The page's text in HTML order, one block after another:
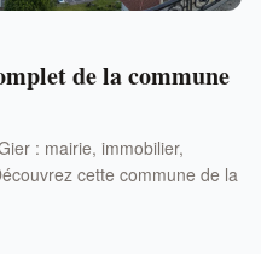
de la commune
: mairie, immobilier,
cette commune de la